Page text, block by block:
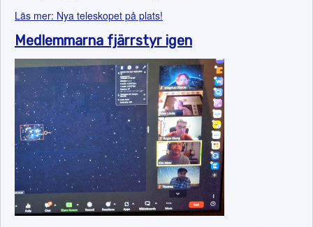
Läs mer: Nya teleskopet på plats!
Medlemmarna fjärrstyr igen